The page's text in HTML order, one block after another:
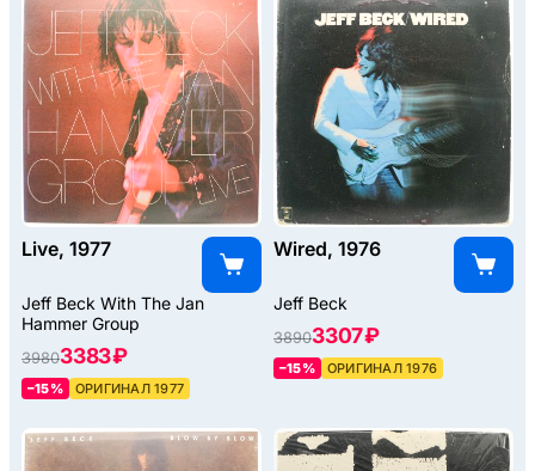
Live, 1977
Jeff Beck With The Jan
Hammer Group
39803383 ₽
–15% ОРИГИНАЛ 1977
Wired, 1976
Jeff Beck
38903307 ₽
–15% ОРИГИНАЛ 1976